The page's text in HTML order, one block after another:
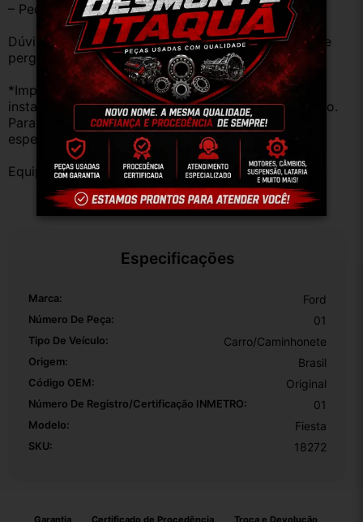
– Peças são ORIGINAIS USADAS.
Dúvidas sobre uso ou aplicação, utilizar o campo de
perguntas;
*Importante: Não nos responsabilizamos por
instalações inadequadas ou uso indevido do produto.
Para evitar problemas, consulte um profissional
especializado.
Equipe DESMONTE ARUJÁ.
Especificações
Marca: Ford
Número De Peça: 01
Tipo De Veículo: Carro/Caminhonete
Origem: Brasil
Código OEM: Original
Número De Registro/certificação INMETRO: 01
Modelo: Fiesta
SKU: 18272
Garantia Certificado de Procedência Troca e Devolução